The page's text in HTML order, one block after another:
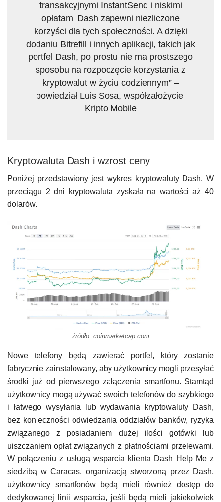
transakcyjnymi InstantSend i niskimi
opłatami Dash zapewni niezliczone
korzyści dla tych społeczności. A dzięki
dodaniu Bitrefill i innych aplikacji, takich jak
portfel Dash, po prostu nie ma prostszego
sposobu na rozpoczęcie korzystania z
kryptowalut w życiu codziennym” –
powiedział Luis Sosa, współzałożyciel
Kripto Mobile
Kryptowaluta Dash i wzrost ceny
Poniżej przedstawiony jest wykres kryptowaluty Dash. W
przeciągu 2 dni kryptowaluta zyskała na wartości aż 40
dolarów.
źródło: coinmarketcap.com
Nowe telefony będą zawierać portfel, który zostanie
fabrycznie zainstalowany, aby użytkownicy mogli przesyłać
środki już od pierwszego załączenia smartfonu. Stamtąd
użytkownicy mogą używać swoich telefonów do szybkiego
i łatwego wysyłania lub wydawania kryptowaluty Dash,
bez konieczności odwiedzania oddziałów banków, ryzyka
związanego z posiadaniem dużej ilości gotówki lub
uiszczaniem opłat związanych z płatnościami przelewami.
W połączeniu z usługą wsparcia klienta Dash Help Me z
siedzibą w Caracas, organizacją stworzoną przez Dash,
użytkownicy smartfonów będą mieli również dostęp do
dedykowanej linii wsparcia, jeśli będą mieli jakiekolwiek